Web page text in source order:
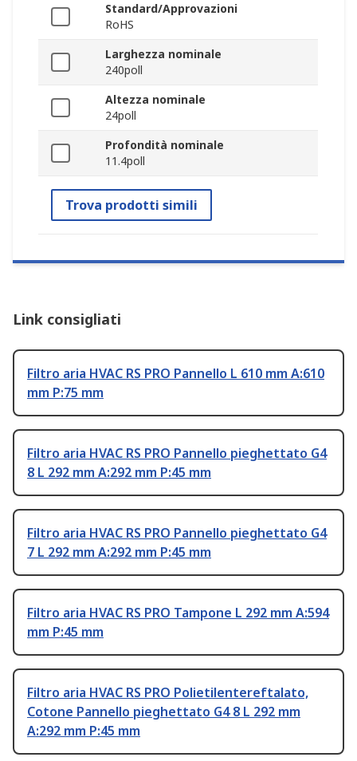
Standard/Approvazioni
RoHS
Larghezza nominale
240poll
Altezza nominale
24poll
Profondità nominale
11.4poll
Trova prodotti simili
Link consigliati
Filtro aria HVAC RS PRO Pannello L 610 mm A:610
mm P:75 mm
Filtro aria HVAC RS PRO Pannello pieghettato G4
8 L 292 mm A:292 mm P:45 mm
Filtro aria HVAC RS PRO Pannello pieghettato G4
7 L 292 mm A:292 mm P:45 mm
Filtro aria HVAC RS PRO Tampone L 292 mm A:594
mm P:45 mm
Filtro aria HVAC RS PRO Polietilentereftalato,
Cotone Pannello pieghettato G4 8 L 292 mm
A:292 mm P:45 mm